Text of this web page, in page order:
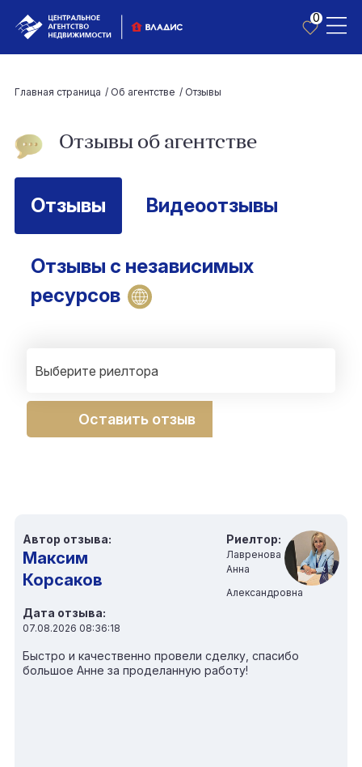
0
Главная страница / Об агентстве / Отзывы
Отзывы об агентстве
Отзывы Видеоотзывы
Отзывы с независимых
ресурсов
Выберите риелтора
Оставить отзыв
Автор отзыва:
Максим
Корсаков
Дата отзыва:
07.08.2026 08:36:18
Риелтор:
Лавренова
Анна
Александровна
Быстро и качественно провели сделку, спасибо
большое Анне за проделанную работу!